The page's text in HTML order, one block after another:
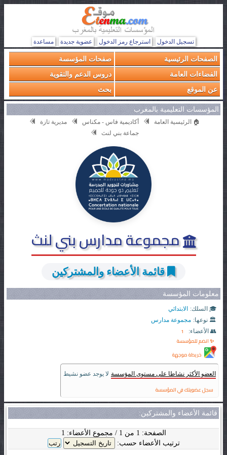
تسجيل الدخول استرجاع رمز الدخول عضوية جديدة مساعدة
الصفحات الرئيسية
صفحات المؤسسة
الفضاءات العامة
دروس الدعم والتقوية
عن الموقع
بحث
المؤسسات التعليمية بالمغرب
🏠 الرئيسية العامة أكاديمية فاس - مكناس
مديرية تازة
جماعة بني لنث
مجموعة مدارس بني لنث
قائمة الأعضاء والمشتركين
معلومات المؤسسة
🎓 السلك: الابتدائي
🏛️ نوعها: مجموعة مدارس
👥 الأعضاء:
1
✨ انضم للمؤسسة
خريطة موجهة
العضو الأكثر نشاطا على مستوى المؤسسة لا يوجد عضو نشيط
سجل عضويتك في المؤسسة
قائمة الأعضاء والمشتركين:
الصفحة: 1 من 1 / مجموع الأعضاء: 1
ترتيب الأعضاء حسب: